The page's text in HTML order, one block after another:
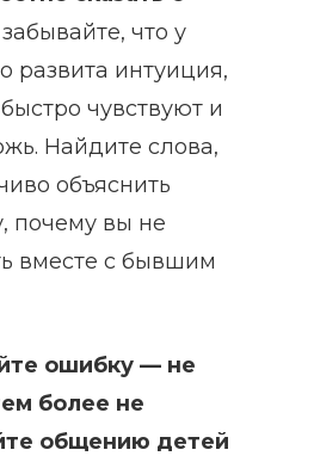
что у
развита интуиция,
чувствуют и
Найдите слова,
объяснить
почему вы не
вместе с бывшим
ошибку — не
более не
общению детей